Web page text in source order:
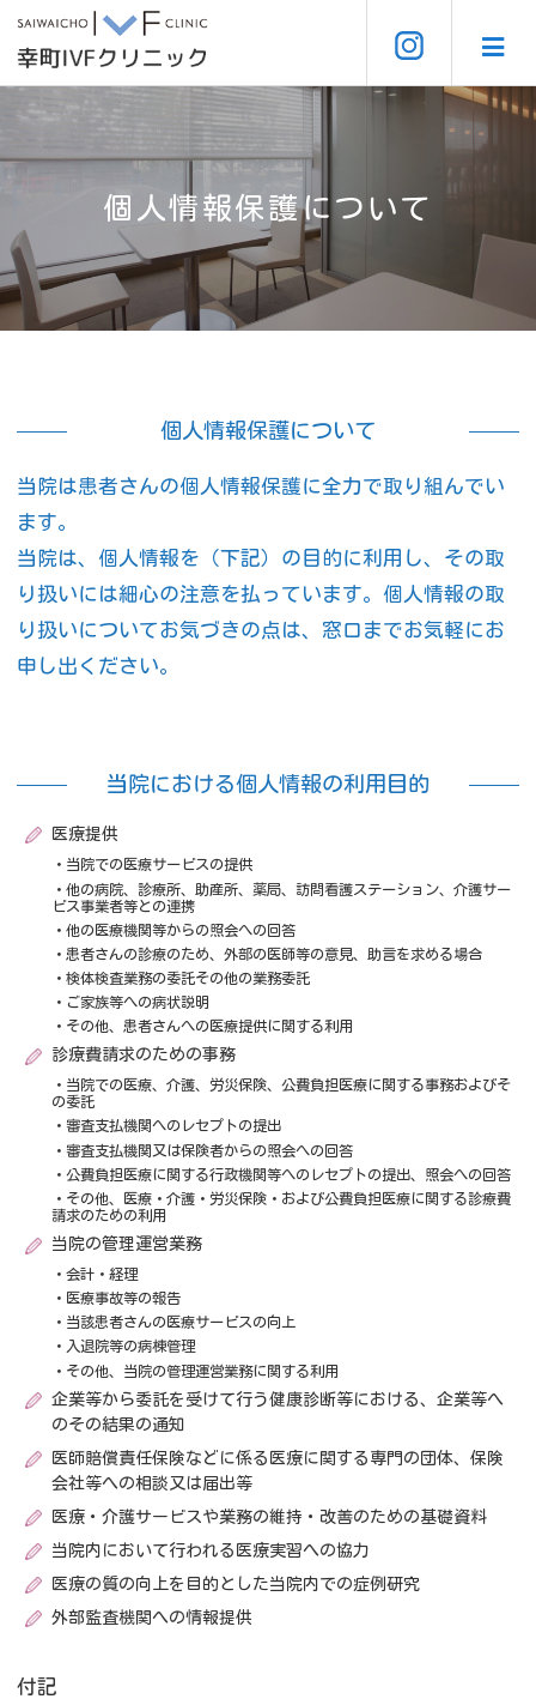
個人情報保護について
個人情報保護について
当院は患者さんの個人情報保護に全力で取り組んでい
ます。
当院は、個人情報を（下記）の目的に利用し、その取
り扱いには細心の注意を払っています。個人情報の取
り扱いについてお気づきの点は、窓口までお気軽にお
申し出ください。
当院における個人情報の利用目的
医療提供
当院での医療サービスの提供
他の病院、診療所、助産所、薬局、訪問看護ステーション、介護サー
ビス事業者等との連携
他の医療機関等からの照会への回答
患者さんの診療のため、外部の医師等の意見、助言を求める場合
検体検査業務の委託その他の業務委託
ご家族等への病状説明
その他、患者さんへの医療提供に関する利用
診療費請求のための事務
当院での医療、介護、労災保険、公費負担医療に関する事務およびそ
の委託
審査支払機関へのレセプトの提出
審査支払機関又は保険者からの照会への回答
公費負担医療に関する行政機関等へのレセプトの提出、照会への回答
その他、医療・介護・労災保険・および公費負担医療に関する診療費
請求のための利用
当院の管理運営業務
会計・経理
医療事故等の報告
当該患者さんの医療サービスの向上
入退院等の病棟管理
その他、当院の管理運営業務に関する利用
企業等から委託を受けて行う健康診断等における、企業等へ
のその結果の通知
医師賠償責任保険などに係る医療に関する専門の団体、保険
会社等への相談又は届出等
医療・介護サービスや業務の維持・改善のための基礎資料
当院内において行われる医療実習への協力
医療の質の向上を目的とした当院内での症例研究
外部監査機関への情報提供
付記